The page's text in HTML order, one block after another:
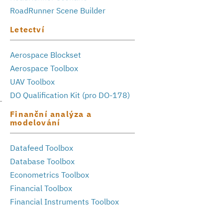
RoadRunner Scene Builder
Letectví
Aerospace Blockset
Aerospace Toolbox
UAV Toolbox
DO Qualification Kit (pro DO-178)
Finanční analýza a
modelování
Datafeed Toolbox
Database Toolbox
Econometrics Toolbox
Financial Toolbox
Financial Instruments Toolbox